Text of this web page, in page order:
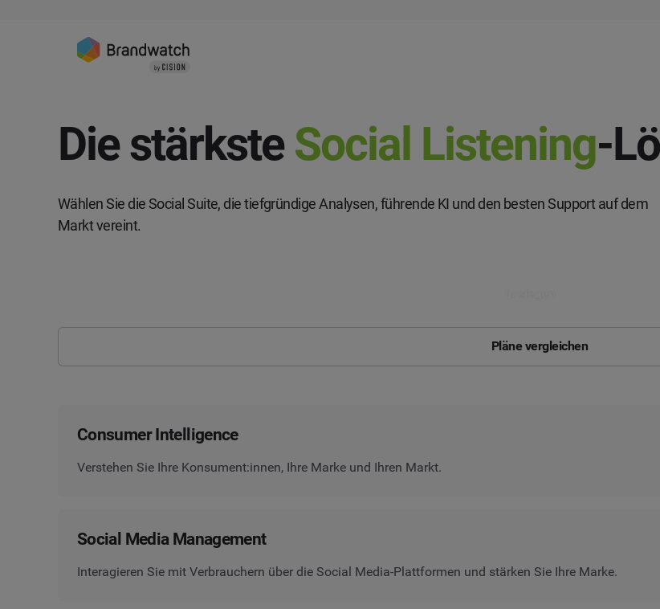
Die stärksteSocial Listening-
Wählen Sie die Social Suite, die tiefgründige Analysen, führende KI und den besten Support auf dem
Markt vereint.
Pläne vergleichen
Consumer Intelligence
Verstehen Sie Ihre Konsument:innen, Ihre Marke und Ihren Markt.
Social Media Management
Interagieren Sie mit Verbrauchern über die Social Media-Plattformen und stärken Sie Ihre Marke.